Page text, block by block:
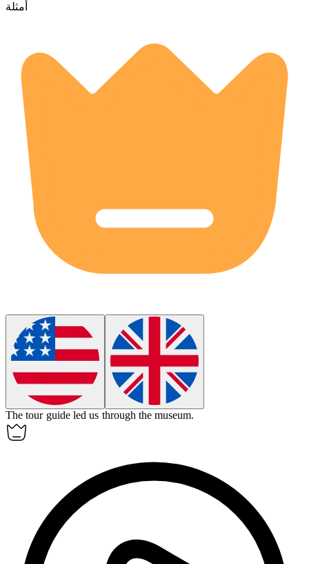
أمثلة
The tour guide led us through the museum.